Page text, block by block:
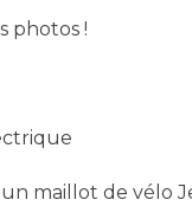
photos !
un maillot de vélo